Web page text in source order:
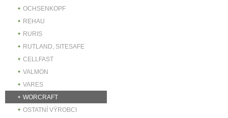
OCHSENKOPF
REHAU
RURIS
RUTLAND, SITESAFE
CELLFAST
VALMON
VARES
WORCRAFT
OSTATNÍ VÝROBCI